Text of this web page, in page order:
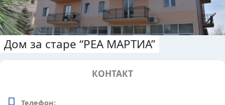
Дом за старе “РЕА МАРТИА”
КОНТАКТ
Телефон: